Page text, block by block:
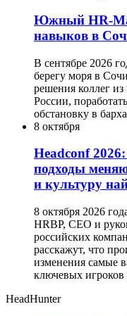
Южный HR-
навыков в
В сентябре 2026
берегу моря в
решения коллег
России,
обстановку в
8 октября
Headсonf
подходы
и культуру
8 октября 2026
HRBP, СЕО и
российских
расскажут, что
изменения самые
ключевых игроков
HeadHunter